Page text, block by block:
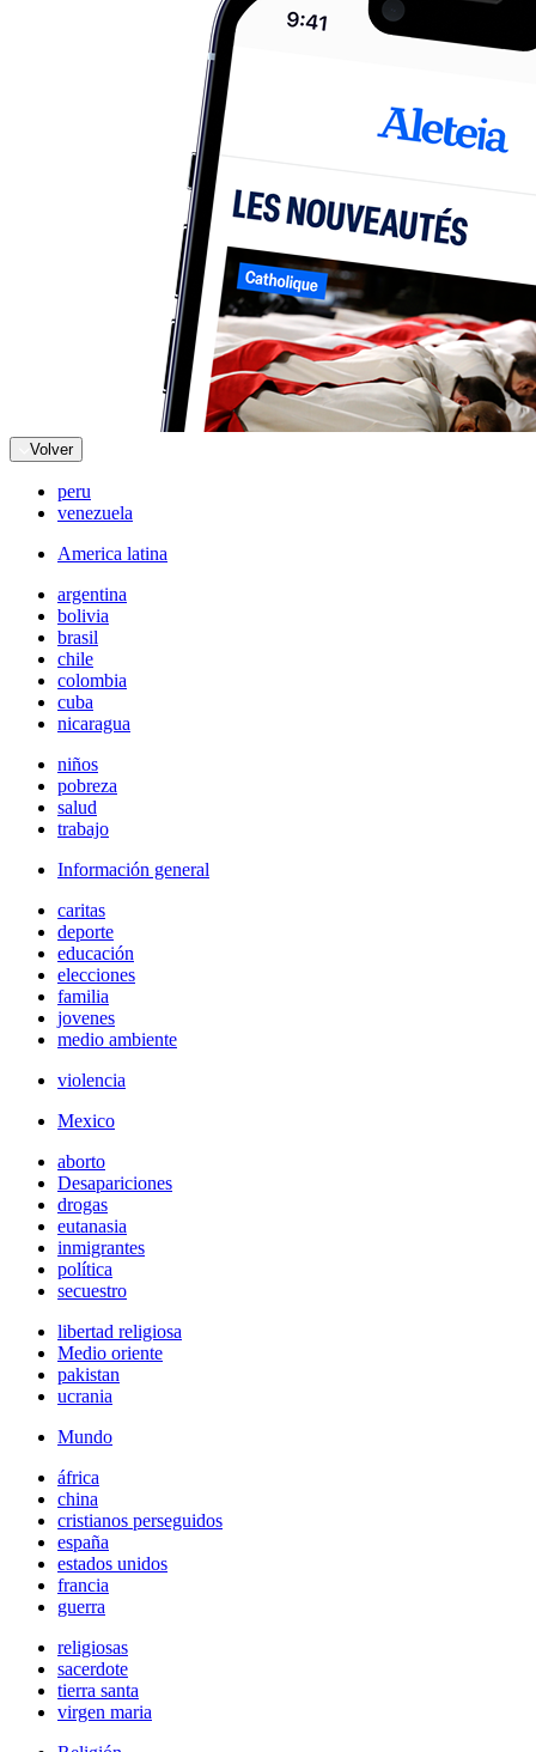
Volver
peru
venezuela
America latina
argentina
bolivia
brasil
chile
colombia
cuba
nicaragua
niños
pobreza
salud
trabajo
Información general
caritas
deporte
educación
elecciones
familia
jovenes
medio ambiente
violencia
Mexico
aborto
Desapariciones
drogas
eutanasia
inmigrantes
política
secuestro
libertad religiosa
Medio oriente
pakistan
ucrania
Mundo
áfrica
china
cristianos perseguidos
españa
estados unidos
francia
guerra
religiosas
sacerdote
tierra santa
virgen maria